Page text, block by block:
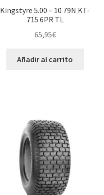
Kingstyre 5.00 – 10 79N KT-
715 6PR TL
65,95€
Añadir al carrito